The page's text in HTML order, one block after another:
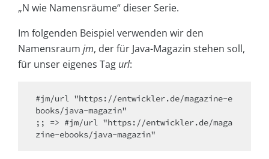
„N wie Namensräume“ dieser Serie.
Im folgenden Beispiel verwenden wir den
Namensraum jm, der für Java-Magazin stehen soll,
für unser eigenes Tag url:
#jm/url "https://entwickler.de/magazine-e
books/java-magazin"
;; => #jm/url "https://entwickler.de/maga